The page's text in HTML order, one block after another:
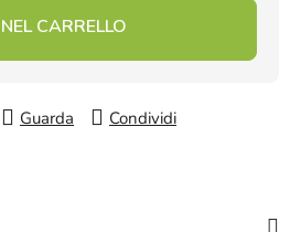
Guarda Condividi